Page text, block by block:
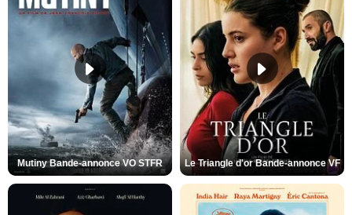
Mutiny Bande-annonce VO STFR Le Triangle d'or Bande-annonce VF